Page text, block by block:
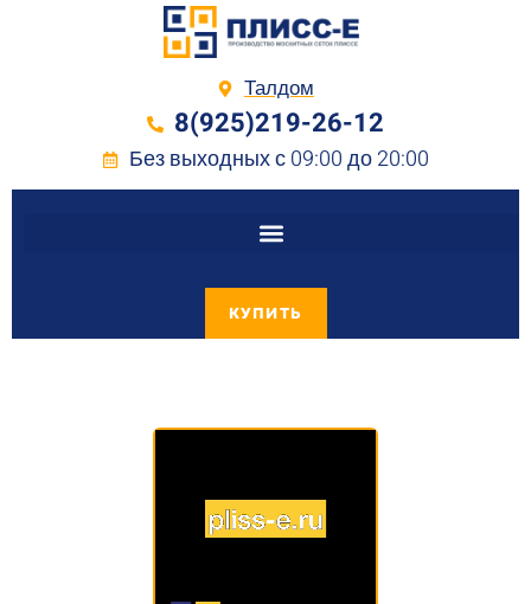
Талдом
8(925)219-26-12
Без выходных с 09:00 до 20:00
КУПИТЬ